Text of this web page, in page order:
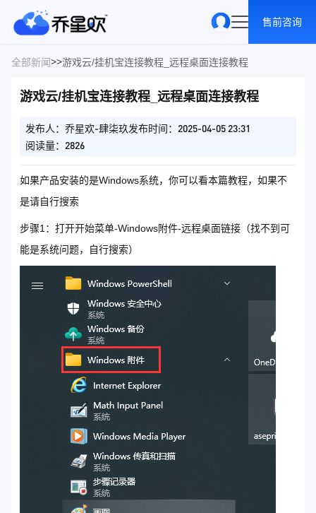
售前咨询
全部新闻>>游戏云/挂机宝连接教程_远程桌面连接教程
游戏云/挂机宝连接教程_远程桌面连接教程
发布人：乔星欢-肆柒玖发布时间：2025-04-05 23:31
阅读量：2826
如果产品安装的是Windows系统，你可以看本篇教程，如果不
是请自行搜索
步骤1：打开开始菜单-Windows附件-远程桌面链接（找不到可
能是系统问题，自行搜索）